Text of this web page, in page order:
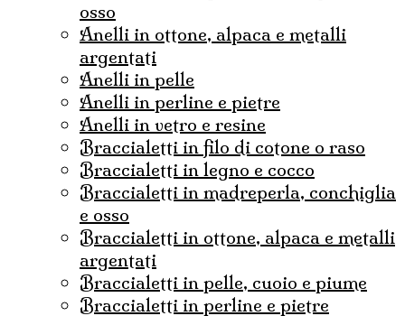
osso
anelli in ottone, alpaca e metalli
argentati
anelli in pelle
anelli in perline e pietre
anelli in vetro e resine
braccialetti in filo di cotone o raso
braccialetti in legno e cocco
braccialetti in madreperla, conchiglia
e osso
braccialetti in ottone, alpaca e metalli
argentati
braccialetti in pelle, cuoio e piume
braccialetti in perline e pietre